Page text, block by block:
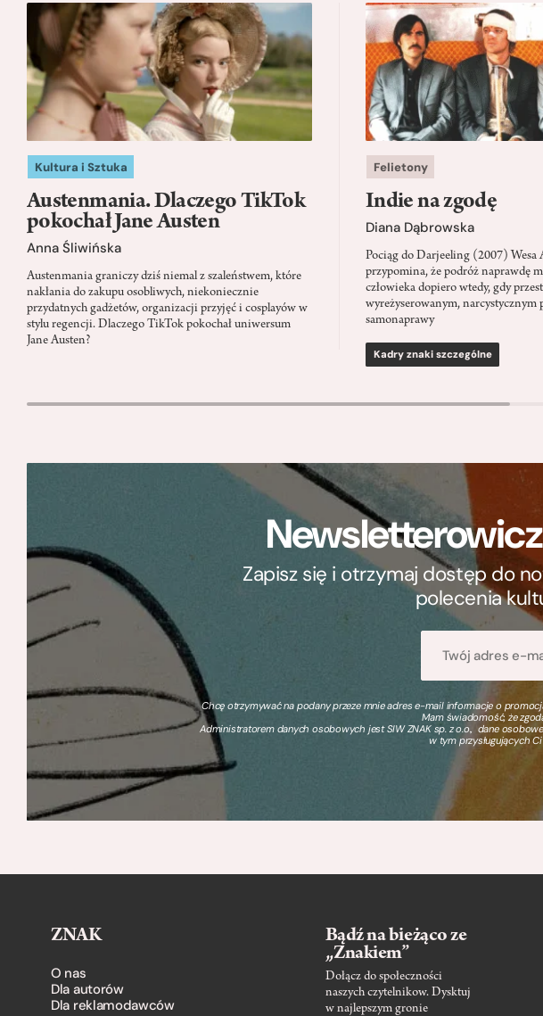
Kultura i Sztuka
Austenmania. Dlaczego TikTok
pokochał Jane Austen
Anna Śliwińska
Austenmania graniczy dziś niemal z szaleństwem, które
nakłania do zakupu osobliwych, niekoniecznie
przydatnych gadżetów, organizacji przyjęć i cosplayów w
stylu regencji. Dlaczego TikTok pokochał uniwersum
Jane Austen?
Felietony
Indie na zgodę
Diana Dąbrowska
Pociąg do Darjeeling (2007) Wesa
przypomina, że podróż naprawdę
człowieka dopiero wtedy, gdy
wyreżyserowanym, narcystycznym
samonaprawy
Kadry znaki szczególne
Zapisz się i otrzymaj dostęp do
polecenia
Chcę otrzymywać na podany przeze mnie adres e-mail informacje o
Mam świadomość, że
Administratorem danych osobowych jest SIW ZNAK sp. z o.o., dane
w tym przysługujących
ZNAK
O nas
Dla autorów
Dla reklamodawców
Bądź na bieżąco ze
„Znakiem”
Dołącz do społeczności
naszych czytelnikow. Dysktuj
w najlepszym gronie